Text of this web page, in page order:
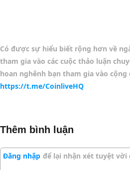
Có được sự hiểu biết rộng hơn về
tham gia vào các cuộc thảo luận
hoan nghênh bạn tham gia vào
https://t.me/CoinliveHQ
Thêm bình luận
Đăng nhập để lại nhận xét tuyệt vời